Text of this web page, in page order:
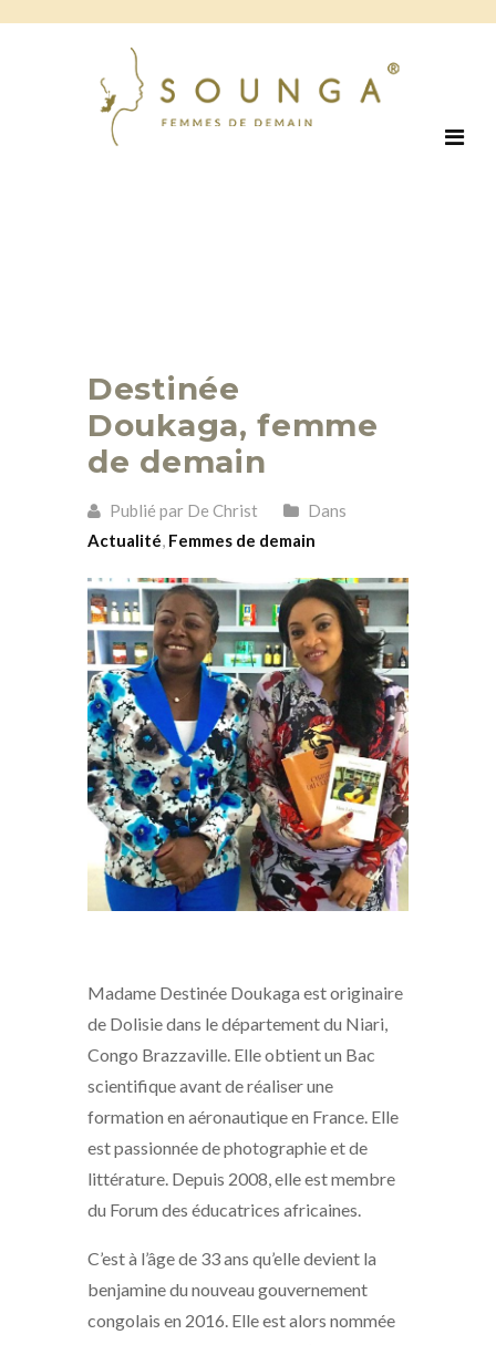
Destinée
Doukaga, femme
de demain
Publié par De Christ
Dans
Actualité, Femmes de demain
Madame Destinée Doukaga est originaire
de Dolisie dans le département du Niari,
Congo Brazzaville. Elle obtient un Bac
scientifique avant de réaliser une
formation en aéronautique en France. Elle
est passionnée de photographie et de
littérature. Depuis 2008, elle est membre
du Forum des éducatrices africaines.
C’est à l’âge de 33 ans qu’elle devient la
benjamine du nouveau gouvernement
congolais en 2016. Elle est alors nommée